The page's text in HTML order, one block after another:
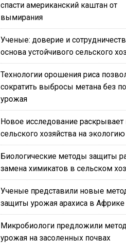
спасти американский каштан от
вымирания
Ученые: доверие и
основа устойчивого сельского
Технологии орошения риса
сократить выбросы метана без
урожая
Новое исследование раскрывает
сельского хозяйства на экологию
Биологические методы защиты
замена химикатов в сельском
Ученые представили новые
защиты урожая арахиса в Африке
Микробиологи предложили
урожая на засоленных почвах